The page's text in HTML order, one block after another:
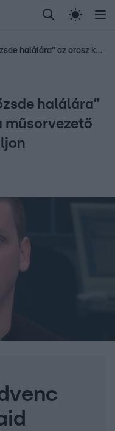
Randi Celeb vagyok,
Most Wanted Gallusz
Élő adásban ivott a „tőzsde halálára” az orosz közgazdász, a műsorvezető azt se tudta, mit reagáljon
halálára”
műsorvezető